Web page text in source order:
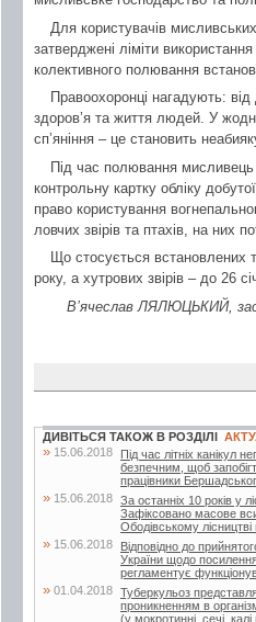
Для користувачів
затверджені ліміти
колективного полювання
Правоохоронці нагадують:
здоров’я та життя людей. У
сп’яніння – це становить
Під час полювання мисливець
контрольну картку обліку
право користування
ловчих звірів та птахів, на них
Що стосується встановлених
року, а хутрових звірів – до 26
В’ячеслав ЛЯЛЮЦЬКИЙ,
ДИВІТЬСЯ ТАКОЖ В РОЗДІЛІ
» 15.06.2018
Під час літніх канікул
безпечним, щоб
працівники Бершадського
» 15.06.2018 За останніх 10 років у
Зафіксовано масове
Ободівському лісництві
» 15.06.2018
Відповідно до
України щодо посилення
регламентує
» 01.04.2018 Туберкульоз
проникненням в
(у мокротинні, сечі, калі